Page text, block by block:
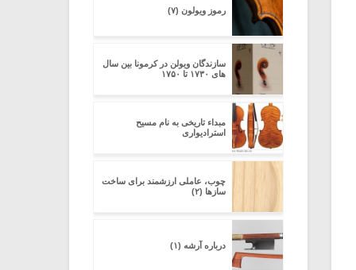
رموز ویولون (۷)
سازندگان ویولن در کرمونا بین سال
های ۱۷۳۰ تا ۱۷۵۰
مبداء تاریخی به نام مسیح
استرادیواری
چوب، عاملی ارزشمند برای ساخت
سازها (۲)
درباره آرشه (۱)